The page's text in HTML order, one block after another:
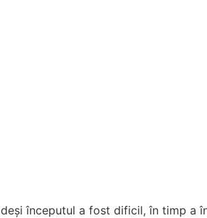
începutul a fost dificil, în timp a